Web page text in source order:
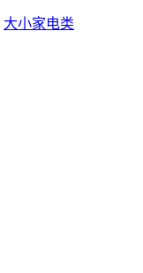
大小家电类